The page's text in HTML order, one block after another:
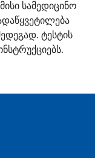
სამედიცინო
ტესტის